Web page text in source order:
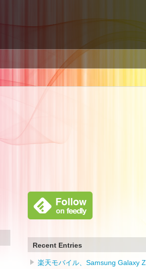
Recent Entries
楽天モバイル、Samsung Galaxy Z